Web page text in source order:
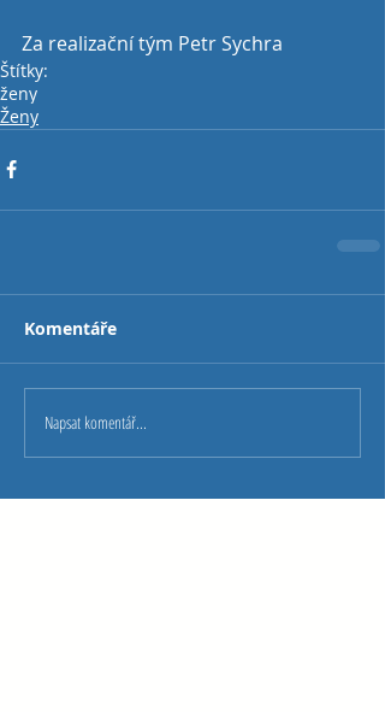
Za realizační tým Petr Sychra
Štítky:
ženy
Ženy
Komentáře
Napsat komentář...